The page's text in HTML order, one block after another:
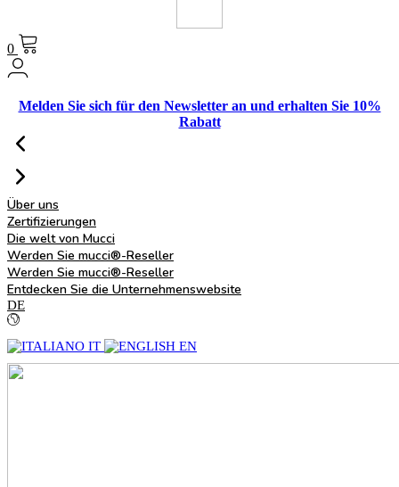
0
Melden Sie sich für den Newsletter an und erhalten Sie 10%
Rabatt
Über uns
Zertifizierungen
Die welt von Mucci
Werden Sie mucci®-Reseller
Werden Sie mucci®-Reseller
Entdecken Sie die Unternehmenswebsite
DE
IT EN